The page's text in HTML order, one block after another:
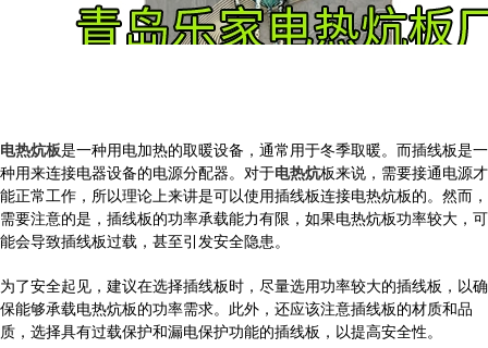
电热炕板是一种用电加热的取暖设备，通常用于冬季取暖。而插线板是一
种用来连接电器设备的电源分配器。对于电热炕板来说，需要接通电源才
能正常工作，所以理论上来讲是可以使用插线板连接电热炕板的。然而，
需要注意的是，插线板的功率承载能力有限，如果电热炕板功率较大，可
能会导致插线板过载，甚至引发安全隐患。
为了安全起见，建议在选择插线板时，尽量选用功率较大的插线板，以确
保能够承载电热炕板的功率需求。此外，还应该注意插线板的材质和品
质，选择具有过载保护和漏电保护功能的插线板，以提高安全性。